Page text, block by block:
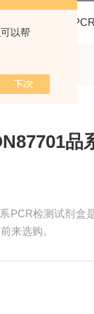
以帮
其他
品
PCR检测试剂
来选购。